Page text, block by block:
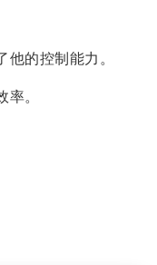
的控制能力。
。